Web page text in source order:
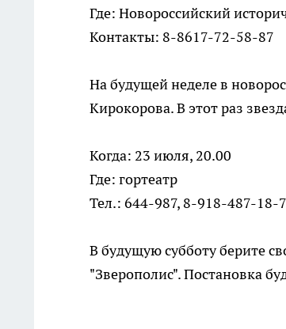
Где: Новороссийский
Контакты: 8-8617-72-58-87
На будущей неделе в
Кирокорова. В этот раз
Когда: 23 июля, 20.00
Где: гортеатр
Тел.: 644-987, 8-918-487-18-
В будущую субботу берите
"Зверополис". Постановка